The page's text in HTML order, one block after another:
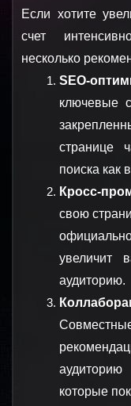
Если хотите
счет
несколько
SEO-
ключевые
странице
поиска как
Кросс-
свою
увеличит
аудиторию.
которые